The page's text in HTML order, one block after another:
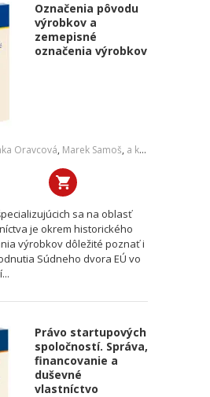
Označenia pôvodu
výrobkov a
zemepisné
označenia výrobkov
Oravcová, Marek Samoš, a kol.
sa na oblasť
je okrem historického
výrobkov dôležité poznať i
Súdneho dvora EÚ vo
Právo startupových
spoločností. Správa,
financovanie a
duševné
vlastníctvo